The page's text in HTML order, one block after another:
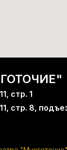
стр. 1
стр. 8,